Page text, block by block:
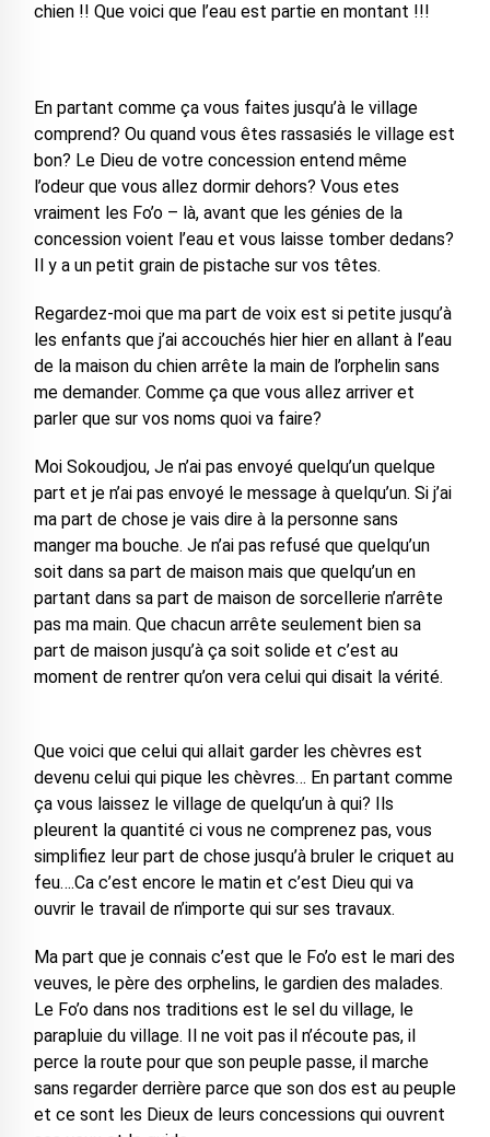
chien !! Que voici que l’eau est partie en montant !!!
En partant comme ça vous faites jusqu’à le village
comprend? Ou quand vous êtes rassasiés le village est
bon? Le Dieu de votre concession entend même
l’odeur que vous allez dormir dehors? Vous etes
vraiment les Fo’o – là, avant que les génies de la
concession voient l’eau et vous laisse tomber dedans?
Il y a un petit grain de pistache sur vos têtes.
Regardez-moi que ma part de voix est si petite jusqu’à
les enfants que j’ai accouchés hier hier en allant à l’eau
de la maison du chien arrête la main de l’orphelin sans
me demander. Comme ça que vous allez arriver et
parler que sur vos noms quoi va faire?
Moi Sokoudjou, Je n’ai pas envoyé quelqu’un quelque
part et je n’ai pas envoyé le message à quelqu’un. Si j’ai
ma part de chose je vais dire à la personne sans
manger ma bouche. Je n’ai pas refusé que quelqu’un
soit dans sa part de maison mais que quelqu’un en
partant dans sa part de maison de sorcellerie n’arrête
pas ma main. Que chacun arrête seulement bien sa
part de maison jusqu’à ça soit solide et c’est au
moment de rentrer qu’on vera celui qui disait la vérité.
Que voici que celui qui allait garder les chèvres est
devenu celui qui pique les chèvres… En partant comme
ça vous laissez le village de quelqu’un à qui? Ils
pleurent la quantité ci vous ne comprenez pas, vous
simplifiez leur part de chose jusqu’à bruler le criquet au
feu….Ca c’est encore le matin et c’est Dieu qui va
ouvrir le travail de n’importe qui sur ses travaux.
Ma part que je connais c’est que le Fo’o est le mari des
veuves, le père des orphelins, le gardien des malades.
Le Fo’o dans nos traditions est le sel du village, le
parapluie du village. Il ne voit pas il n’écoute pas, il
perce la route pour que son peuple passe, il marche
sans regarder derrière parce que son dos est au peuple
et ce sont les Dieux de leurs concessions qui ouvrent